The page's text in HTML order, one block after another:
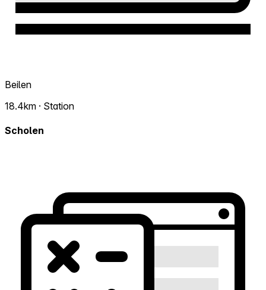
Beilen
18.4km · Station
Scholen